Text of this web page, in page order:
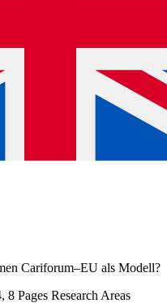
Cariforum–EU als Modell?
8 Pages Research Areas